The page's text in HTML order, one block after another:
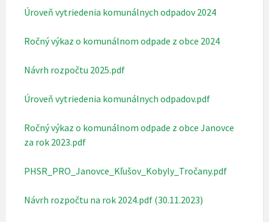
Úroveň vytriedenia komunálnych odpadov 2024
Ročný výkaz o komunálnom odpade z obce 2024
Návrh rozpočtu 2025.pdf
Úroveň vytriedenia komunálnych odpadov.pdf
Ročný výkaz o komunálnom odpade z obce Janovce
za rok 2023.pdf
PHSR_PRO_Janovce_Kľušov_Kobyly_Tročany.pdf
Návrh rozpočtu na rok 2024.pdf (30.11.2023)